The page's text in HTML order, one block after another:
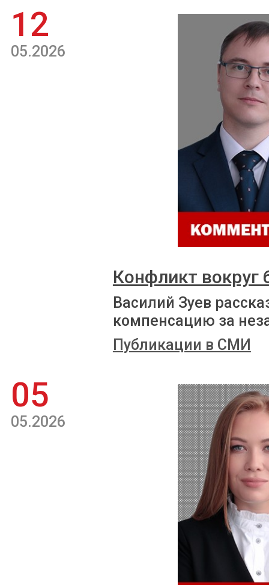
12
05.2026
Конфликт
Василий Зуев
компенсацию за
Публикации в СМИ
05
05.2026